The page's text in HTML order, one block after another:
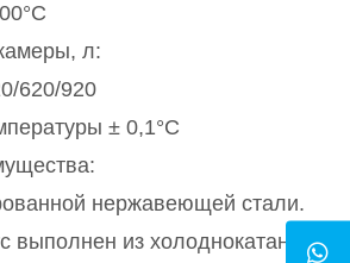
л:
620/920
± 0,1°C
нержавеющей стали.
выполнен из холоднокатаного